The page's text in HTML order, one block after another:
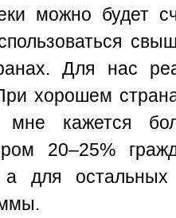
можно будет
Для нас
хорошем
кажется
20–25%
для остальных